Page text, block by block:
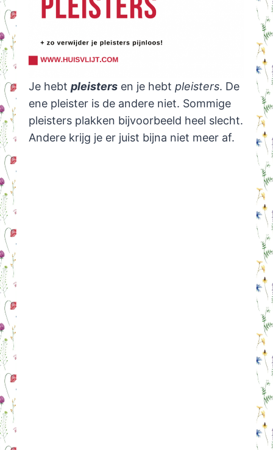
Je hebt pleistersen je hebt pleisters. De
ene pleister is de andere niet. Sommige
pleisters plakken bijvoorbeeld heel slecht.
Andere krijg je er juist bijna niet meer af.